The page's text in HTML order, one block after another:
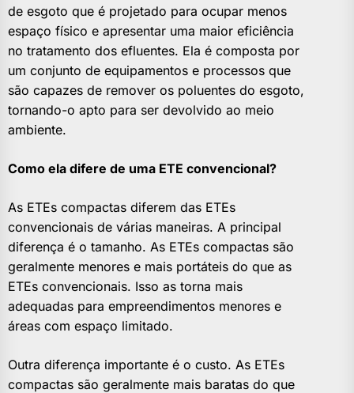
de esgoto que é projetado para ocupar menos
espaço físico e apresentar uma maior eficiência
no tratamento dos efluentes. Ela é composta por
um conjunto de equipamentos e processos que
são capazes de remover os poluentes do esgoto,
tornando-o apto para ser devolvido ao meio
ambiente.
Como ela difere de uma ETE convencional?
As ETEs compactas diferem das ETEs
convencionais de várias maneiras. A principal
diferença é o tamanho. As ETEs compactas são
geralmente menores e mais portáteis do que as
ETEs convencionais. Isso as torna mais
adequadas para empreendimentos menores e
áreas com espaço limitado.
Outra diferença importante é o custo. As ETEs
compactas são geralmente mais baratas do que